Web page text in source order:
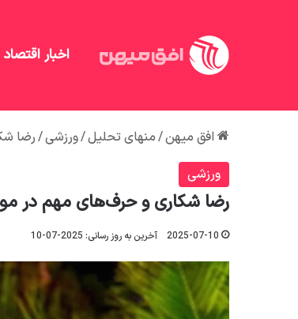
اخبار اقتصاد
افق میهن/منهای تحلیل/ورزشی/رضا
ورزشی
رضا شکاری و حرف‌های مهم در
2025-07-10 آخرین به روز رسانی: 2025-07-10